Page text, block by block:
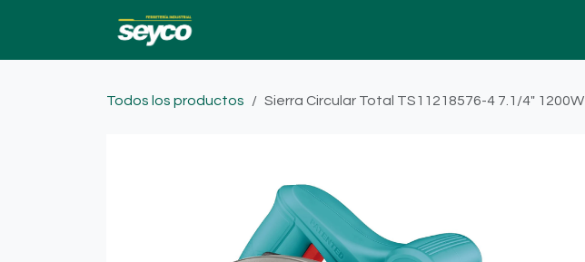
Todos los productos Sierra Circular Total TS11218576-4 7.1/4" 1200W